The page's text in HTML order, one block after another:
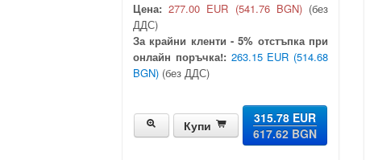
Цена: 277.00 EUR (541.76 BGN)(без
ДДС)
За крайни кленти - 5% отстъпка при
онлайн поръчка!: 263.15 EUR (514.68
BGN) (без ДДС)
Купи
315.78 EUR
617.62 BGN